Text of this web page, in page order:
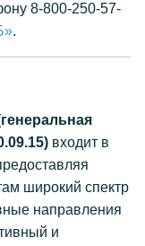
8-800-250-57-
.
входит в
широкий спектр
направления
и